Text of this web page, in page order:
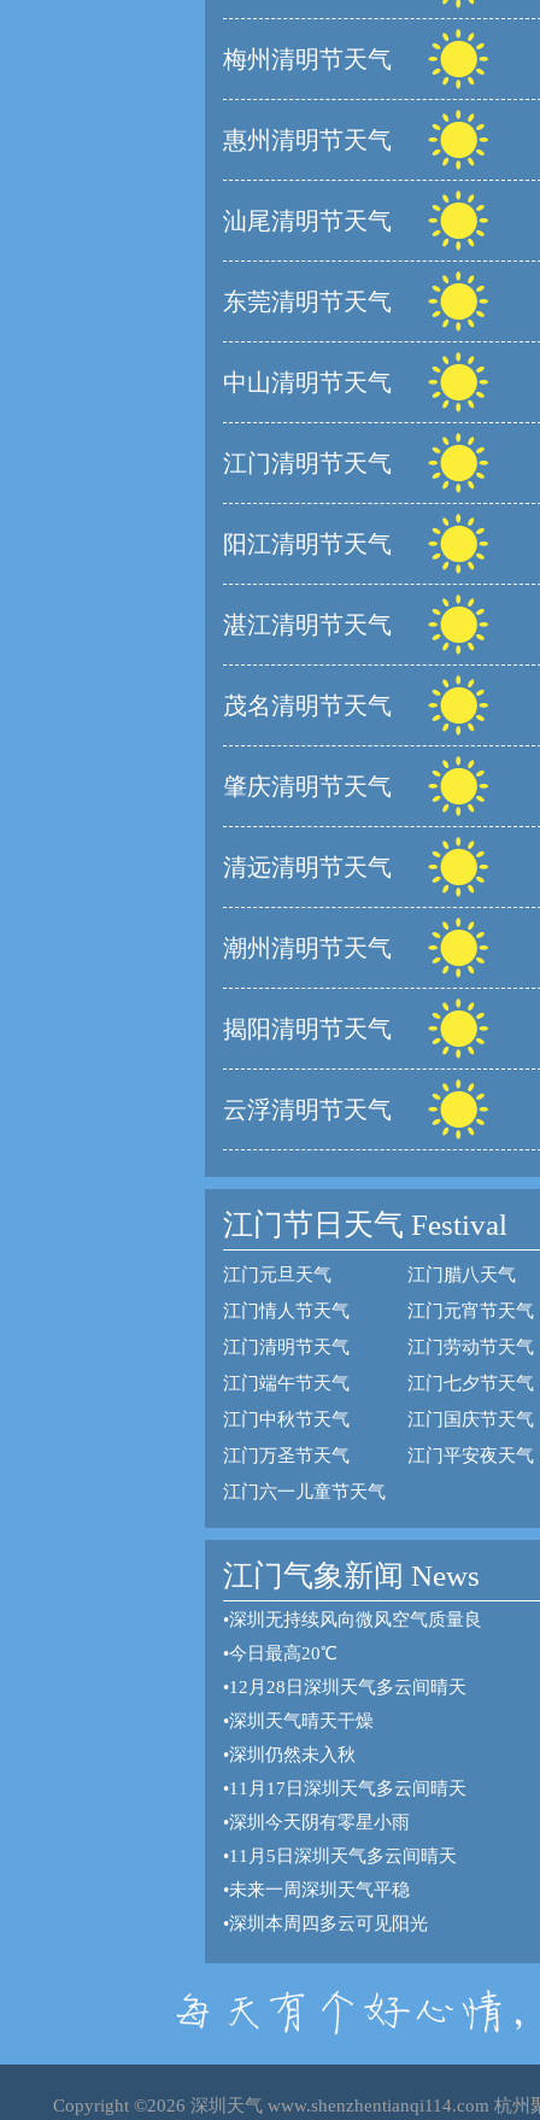
梅州清明节天气
惠州清明节天气
汕尾清明节天气
东莞清明节天气
中山清明节天气
江门清明节天气
阳江清明节天气
湛江清明节天气
茂名清明节天气
肇庆清明节天气
清远清明节天气
潮州清明节天气
揭阳清明节天气
云浮清明节天气
江门节日天气 Festival
江门元旦天气
江门腊八天气
江门情人节天气
江门元宵节天气
江门清明节天气
江门劳动节天气
江门端午节天气
江门七夕节天气
江门中秋节天气
江门国庆节天气
江门万圣节天气
江门平安夜天气
江门六一儿童节天气
江门气象新闻 News
•深圳无持续风向微风空气质量良
•今日最高20℃
•12月28日深圳天气多云间晴天
•深圳天气晴天干燥
•深圳仍然未入秋
•11月17日深圳天气多云间晴天
•深圳今天阴有零星小雨
•11月5日深圳天气多云间晴天
•未来一周深圳天气平稳
•深圳本周四多云可见阳光
Copyright ©2026 深圳天气www.shenzhentianqi114.com 杭